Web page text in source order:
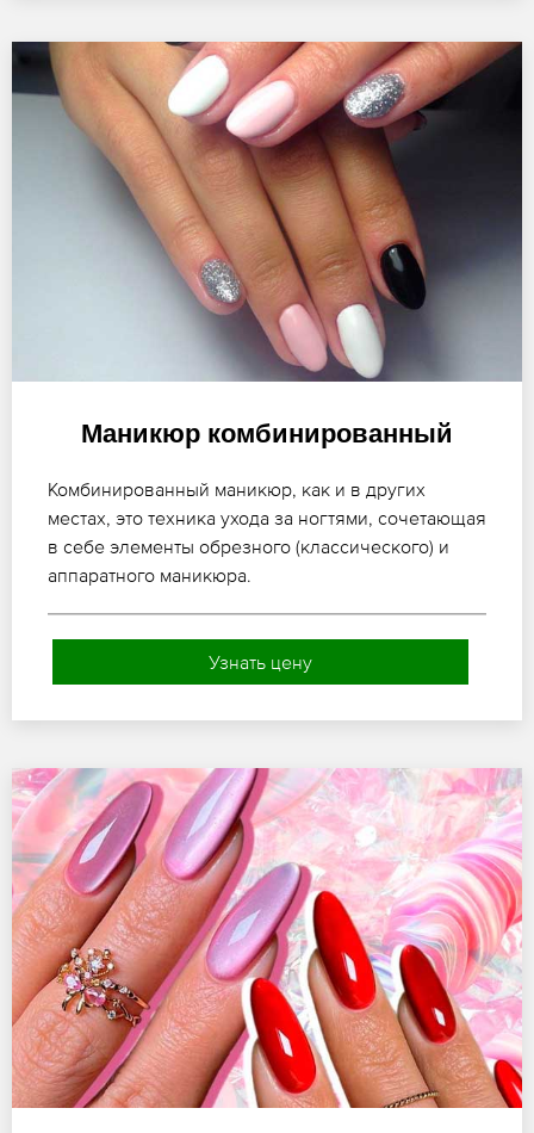
Маникюр комбинированный
Комбинированный маникюр, как и в других
местах, это техника ухода за ногтями, сочетающая
в себе элементы обрезного (классического) и
аппаратного маникюра.
Узнать цену